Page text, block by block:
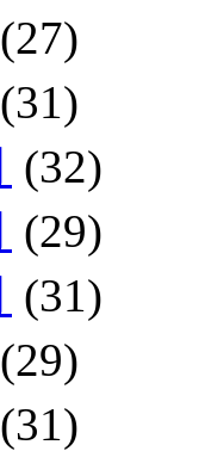
(27)
(31)
(32)
(29)
(31)
(29)
(31)